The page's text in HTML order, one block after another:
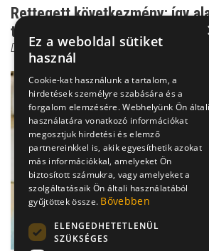
Rettegett következmény: így
trombózis a visszér...
Dr. Cseri István
Ez a weboldal sütiket
használ
Cookie-kat használunk a tartalom, a
hirdetések személyre szabására és a
forgalom elemzésére. Webhelyünk Ön általi
használatára vonatkozó információkat
megosztjuk hirdetési és elemző
partnereinkkel is, akik egyesíthetik azokat
más információkkal, amelyeket Ön
biztosított számukra, vagy amelyeket a
szolgáltatásaik Ön általi használatából
gyűjtöttek össze. Bővebben
ELENGEDHETETLENÜL
SZÜKSÉGES